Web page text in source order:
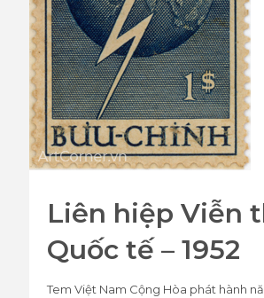
Liên hiệp Viễn
Quốc tế – 1952
Tem Việt Nam Cộng Hòa phát hành